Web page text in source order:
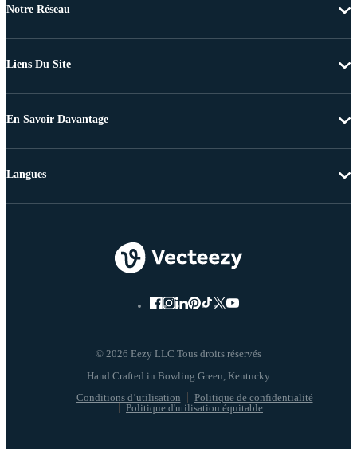
Notre Réseau
Liens Du Site
En Savoir Davantage
© 2026 Eezy LLC Tous droits réservés
Conditions d’utilisation
Politique de confidentialité
Politique d'utilisation équitable
Langues